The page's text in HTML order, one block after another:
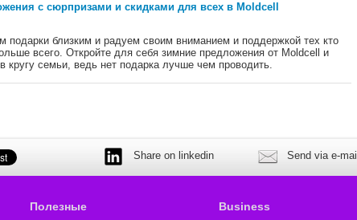
с сюрпризами и скидками для всех в Moldcell
подарки близким и радуем своим вниманием и поддержкой тех кто
всего. Откройте для себя зимние предложения от Moldcell и
кругу семьи, ведь нет подарка лучше чем проводить.
Share on linkedin Send via e-mail
Полезные Business